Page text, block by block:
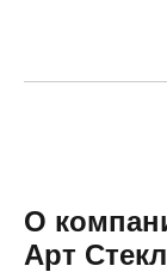
О
Арт